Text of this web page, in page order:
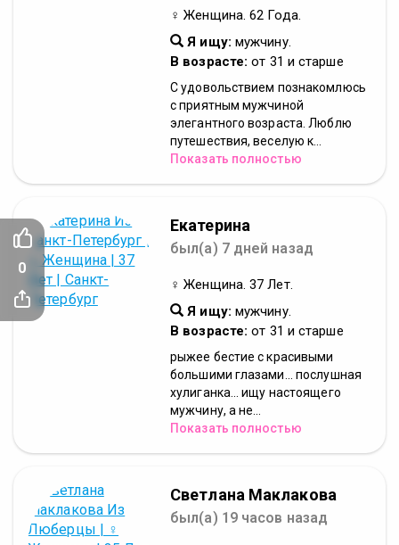
♀ Женщина. 62 Года.
Я ищу: мужчину.
В возрасте: от 31 и старше
С удовольствием познакомлюсь
с приятным мужчиной
элегантного возраста. Люблю
путешествия, веселую к...
Показать полностью
Екатерина
был(а) 7 дней назад
♀ Женщина. 37 Лет.
Я ищу: мужчину.
В возрасте: от 31 и старше
рыжее бестие с красивыми
большими глазами... послушная
хулиганка... ищу настоящего
мужчину, а не...
Показать полностью
Светлана Маклакова
был(а) 19 часов назад
0